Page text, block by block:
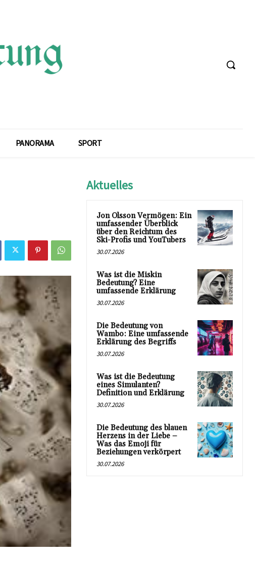
PANORAMA SPORT
Aktuelles
Jon Olsson Vermögen: Ein
umfassender Überblick
über den Reichtum des
Ski-Profis und YouTubers
30.07.2026
Was ist die Miskin
Bedeutung? Eine
umfassende Erklärung
30.07.2026
Die Bedeutung von
Wambo: Eine umfassende
Erklärung des Begriffs
30.07.2026
Was ist die Bedeutung
eines Simulanten?
Definition und Erklärung
30.07.2026
Die Bedeutung des blauen
Herzens in der Liebe –
Was das Emoji für
Beziehungen verkörpert
30.07.2026